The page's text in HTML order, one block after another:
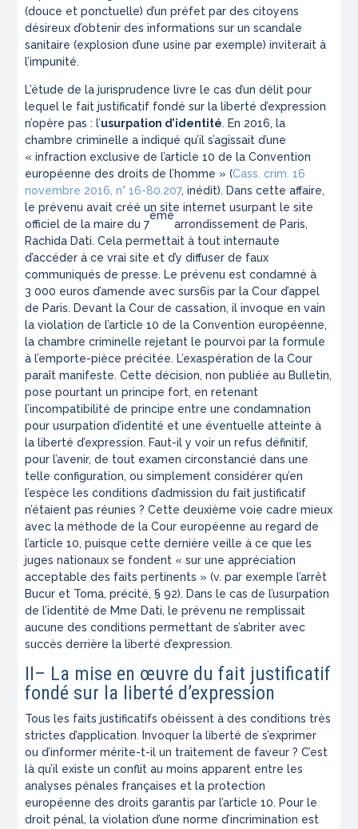
(douce et ponctuelle) d’un préfet par des citoyens
désireux d’obtenir des informations sur un scandale
sanitaire (explosion d’une usine par exemple) inviterait à
l’impunité.
L’étude de la jurisprudence livre le cas d’un délit pour
lequel le fait justificatif fondé sur la liberté d’expression
n’opère pas : l’usurpation d’identité. En 2016, la
chambre criminelle a indiqué qu’il s’agissait d’une
«infraction exclusive de l’article 10 de la Convention
européenne des droits de l’homme » (Cass. crim. 16
novembre 2016, n° 16-80.207, inédit). Dans cette affaire,
le prévenu avait créé un site internet usurpant le site
officiel de la maire du 7
ème
arrondissement de Paris,
Rachida Dati. Cela permettait à tout internaute
d’accéder à ce vrai site et d’y diffuser de faux
communiqués de presse. Le prévenu est condamné à
3 000 euros d’amende avec surs6is par la Cour d’appel
de Paris. Devant la Cour de cassation, il invoque en vain
la violation de l’article 10 de la Convention européenne,
la chambre criminelle rejetant le pourvoi par la formule
à l’emporte-pièce précitée. L’exaspération de la Cour
paraît manifeste. Cette décision, non publiée au Bulletin,
pose pourtant un principe fort, en retenant
l’incompatibilité de principe entre une condamnation
pour usurpation d’identité et une éventuelle atteinte à
la liberté d’expression. Faut-il y voir un refus définitif,
pour l’avenir, de tout examen circonstancié dans une
telle configuration, ou simplement considérer qu’en
l’espèce les conditions d’admission du fait justificatif
n’étaient pas réunies ? Cette deuxième voie cadre mieux
avec la méthode de la Cour européenne au regard de
l’article 10, puisque cette dernière veille à ce que les
juges nationaux se fondent «sur une appréciation
acceptable des faits pertinents » (v. par exemple l’arrêt
Bucur et Toma, précité, § 92). Dans le cas de l’usurpation
de l’identité de Mme Dati, le prévenu ne remplissait
aucune des conditions permettant de s’abriter avec
succès derrière la liberté d’expression.
II– La mise en œuvre du fait justificatif
fondé sur la liberté d’expression
Tous les faits justificatifs obéissent à des conditions très
strictes d’application. Invoquer la liberté de s’exprimer
ou d’informer mérite-t-il un traitement de faveur ? C’est
là qu’il existe un conflit au moins apparent entre les
analyses pénales françaises et la protection
européenne des droits garantis par l’article 10. Pour le
droit pénal, la violation d’une norme d’incrimination est